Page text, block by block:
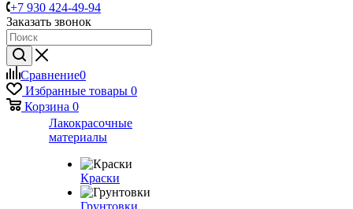
+7 930 424-49-94
Заказать звонок
Сравнение0
Избранные товары 0
Корзина 0
Лакокрасочные
материалы
Краски
Грунтовки